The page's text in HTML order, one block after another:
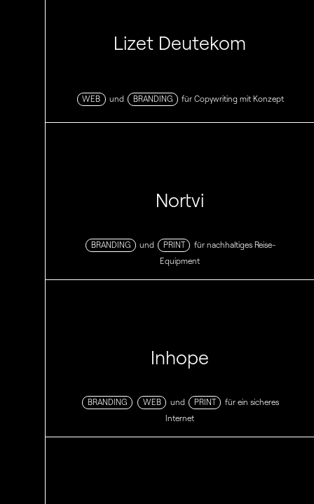
Lizet Deutekom
WEB und BRANDING für Copywriting mit Konzept
Nortvi
BRANDING und PRINT
für nachhaltiges Reise-
Equipment
Inhope
BRANDING WEB und PRINT
für ein sicheres
Internet